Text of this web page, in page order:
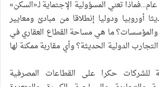
تعني المسؤولية الإجتماية لـ«السكن»
ودوليا إنطلاقا من مبادئ ومعايير
والمؤسسات؟ ما هي مساحة القطاع العقاري في
الدولية الحديثة؟ وأي مقاربة ممكنة لها
للشركات حكرا على القطاعات المصرفية